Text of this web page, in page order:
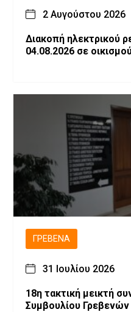
2 Αυγούστου 2026
Διακοπή ηλεκτρικού
04.08.2026 σε
ΓΡΕΒΕΝΆ
31 Ιουλίου 2026
18η τακτική μεικτή
Συμβουλίου Γρεβενών